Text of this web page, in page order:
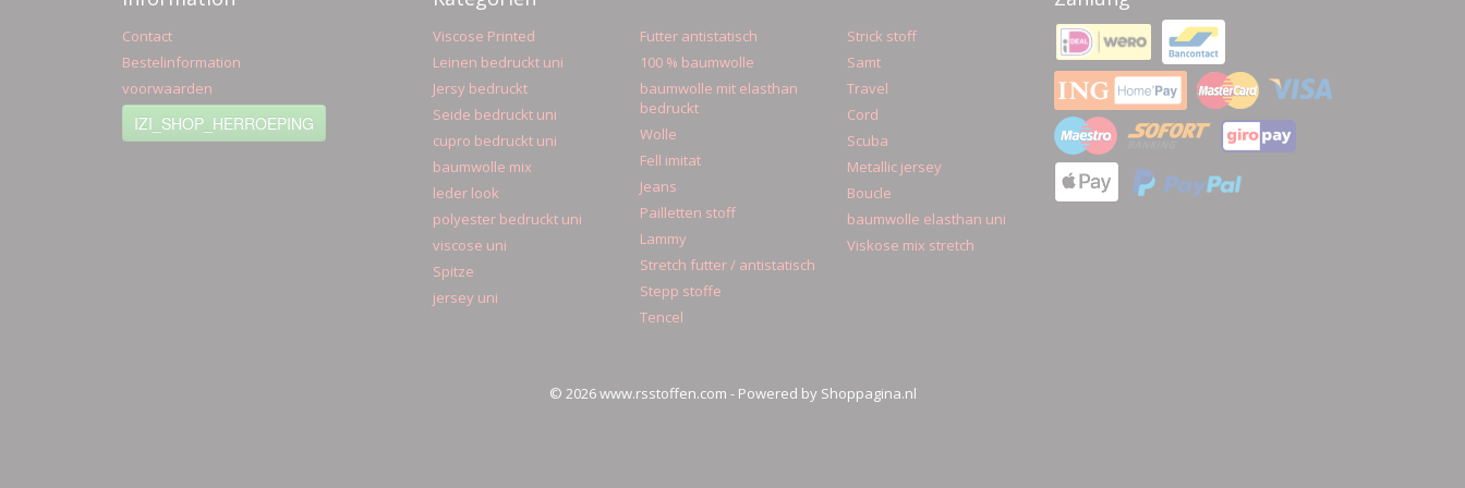
Contact
Bestelinformation
voorwaarden
IZI_SHOP_HERROEPING
Viscose Printed
Leinen bedruckt uni
Jersy bedruckt
Seide bedruckt uni
cupro bedruckt uni
baumwolle mix
leder look
polyester bedruckt uni
viscose uni
Spitze
jersey uni
Futter antistatisch
100 % baumwolle
baumwolle mit elasthan
bedruckt
Wolle
Fell imitat
Jeans
Pailletten stoff
Lammy
Stretch futter / antistatisch
Stepp stoffe
Tencel
Strick stoff
Samt
Travel
Cord
Scuba
Metallic jersey
Boucle
baumwolle elasthan uni
Viskose mix stretch
© 2026 www.rsstoffen.com - Powered by Shoppagina.nl